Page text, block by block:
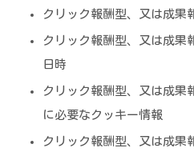
クリック報酬型、又は成果
クリック報酬型、又は成果
日時
クリック報酬型、又は成果
に必要なクッキー情報
クリック報酬型、又は成果